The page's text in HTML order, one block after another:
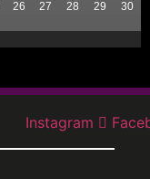
26 27 28 29
30
Instagram